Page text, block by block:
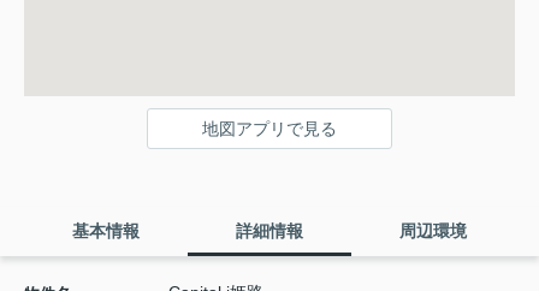
地図アプリで見る
基本情報 詳細情報 周辺環境